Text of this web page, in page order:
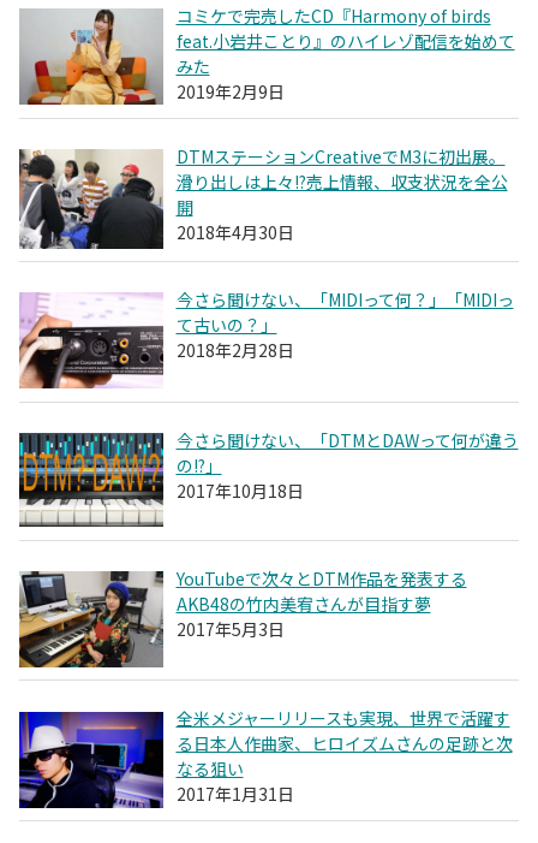
コミケで完売したCD『Harmony of birds
feat.小岩井ことり』のハイレゾ配信を始めて
みた
2019年2月9日
DTMステーションCreativeでM3に初出展。
滑り出しは上々!?売上情報、収支状況を全公
開
2018年4月30日
今さら聞けない、「MIDIって何？」「MIDIっ
て古いの？」
2018年2月28日
今さら聞けない、「DTMとDAWって何が違う
の!?」
2017年10月18日
YouTubeで次々とDTM作品を発表する
AKB48の竹内美宥さんが目指す夢
2017年5月3日
全米メジャーリリースも実現、世界で活躍す
る日本人作曲家、ヒロイズムさんの足跡と次
なる狙い
2017年1月31日